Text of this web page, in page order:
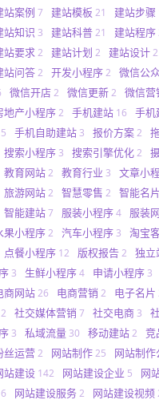
站案例 7 建站模板 21 建站步骤
站知识 3 建站科普21 建站程序
站要求2 建站计划 2 建站设计2
站问答2 开发小程序2 微信公
微信开店2 微信更新2 微信营
地产小程序2 手机建站 16 手机
5 手机自助建站 3 报价方案2
搜索小程序 3 搜索引擎优化2
教育网站2 教育行业 3 文章小
旅游网站2 智慧零售 2 智能名片
智能建站7 服装小程序4 服装
果小程序2 汽车小程序 3 淘宝
点餐小程序 12 版权报告2 独立
3 生鲜小程序4 申请小程序 3
商网站26 电商营销 2 电子名片
2 社交媒体营销 7 社交电商 3
3 私域流量 30 移动建站2 竞
丝运营2 网站制作25 网站制作
站建设 142 网站建设企业 5 网
6 网站建设服务2 网站建设视频